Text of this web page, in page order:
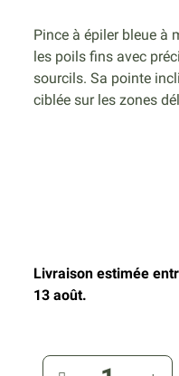
Pince à épiler bleue à
les poils fins avec
sourcils. Sa pointe
ciblée sur les zones
Livraison estimée
13 août.